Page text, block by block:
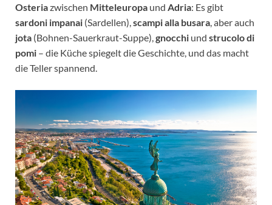
Osteriazwischen Mitteleuropa und Adria: Es gibt
sardoni impanai (Sardellen),scampi alla busara, aber auch
jota (Bohnen-Sauerkraut-Suppe),gnocchi und strucolo di
pomi – die Küche spiegelt die Geschichte, und das macht
die Teller spannend.